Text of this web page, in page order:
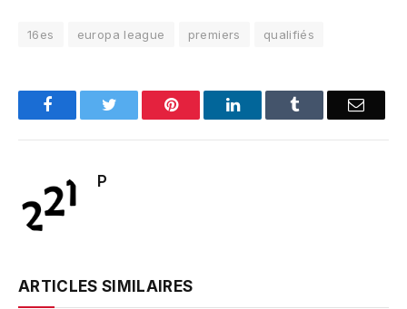
16es europa league premiers qualifiés
FacebookTwitter Pinterest LinkedInTumblr Email
P
ARTICLES SIMILAIRES